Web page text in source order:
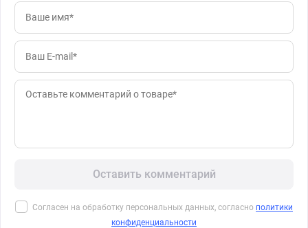
Оставить комментарий
Согласен на обработку персональных данных, согласно политики
конфиденциальности